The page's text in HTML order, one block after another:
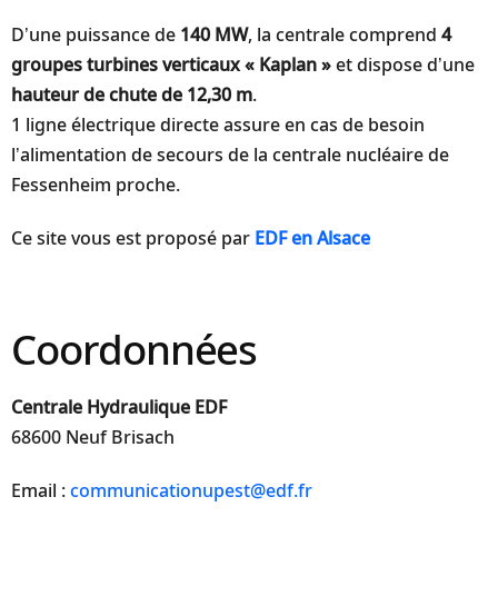
D’une puissance de 140 MW, la centrale comprend 4
groupes turbines verticaux « Kaplan »et dispose d’une
hauteur de chute de 12,30 m.
1 ligne électrique directe assure en cas de besoin
l’alimentation de secours de la centrale nucléaire de
Fessenheim proche.
Ce site vous est proposé par EDF en Alsace
Coordonnées
Centrale Hydraulique EDF
68600 Neuf Brisach
Email :communicationupest@edf.fr